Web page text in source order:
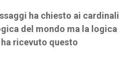
ha chiesto ai cardinali
del mondo ma la logica
ricevuto questo